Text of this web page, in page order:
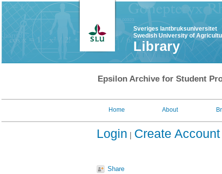
Sveriges lantbruksuniversitet
Swedish University of
Library
Epsilon Archive for Student
Home About
Login Create Account
Share